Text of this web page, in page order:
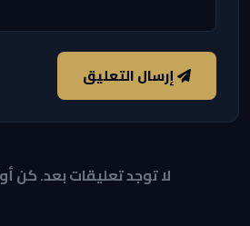
إرسال التعليق
لا توجد تعليقات بعد. كن